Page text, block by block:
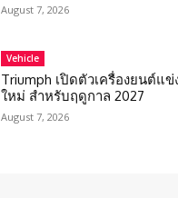
August 7, 2026
Vehicle
Triumph เปิดตัวเครื่องยนต์แ
ใหม่ สำหรับฤดูกาล 2027
August 7, 2026